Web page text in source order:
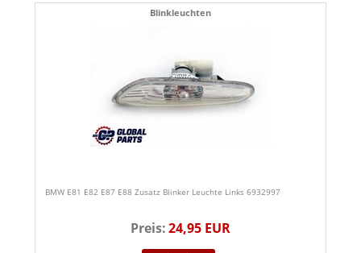
Blinkleuchten
BMW E81 E82 E87 E88 Zusatz Blinker Leuchte Links 6932997
Preis:24,95 EUR